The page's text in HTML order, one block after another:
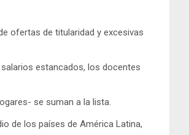
ofertas de titularidad y excesivas
estancados, los docentes
se suman a la lista.
de los países de América Latina,